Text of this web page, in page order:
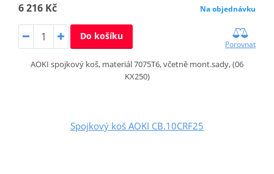
6 216 Kč Na objednávku
Do košíku
Porovnat
AOKI spojkový koš, materiál 7075T6, včetně mont.sady, (06
KX250)
Spojkový koš AOKI CB.10CRF25